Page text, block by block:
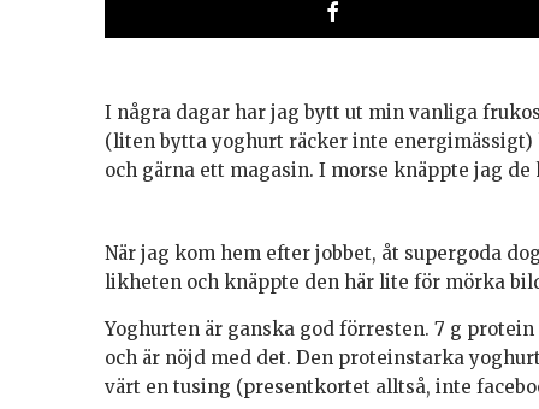
I några dagar har jag bytt ut min vanliga
(liten bytta yoghurt räcker inte
och gärna ett magasin. I morse knäppte jag de
När jag kom hem efter jobbet, åt supergoda
likheten och knäppte den här lite för mörka
Yoghurten är ganska god förresten. 7 g
och är nöjd med det. Den proteinstarka
värt en tusing (presentkortet alltså, inte